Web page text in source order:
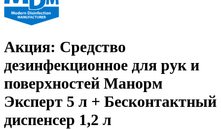
Акция: Средство
дезинфекционное для рук и
поверхностей Манорм
Эксперт 5 л + Бесконтактный
диспенсер 1,2 л